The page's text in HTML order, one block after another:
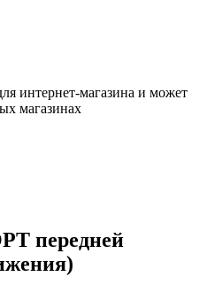
интернет-магазина и может
магазинах
передней